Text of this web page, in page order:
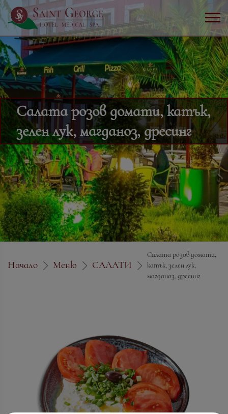
Салата розов домати, катък,
зелен лук, магданоз, дресинг
Начало Меню САЛАТИ
Салата розов домати,
катък, зелен лук,
магданоз, дресинг